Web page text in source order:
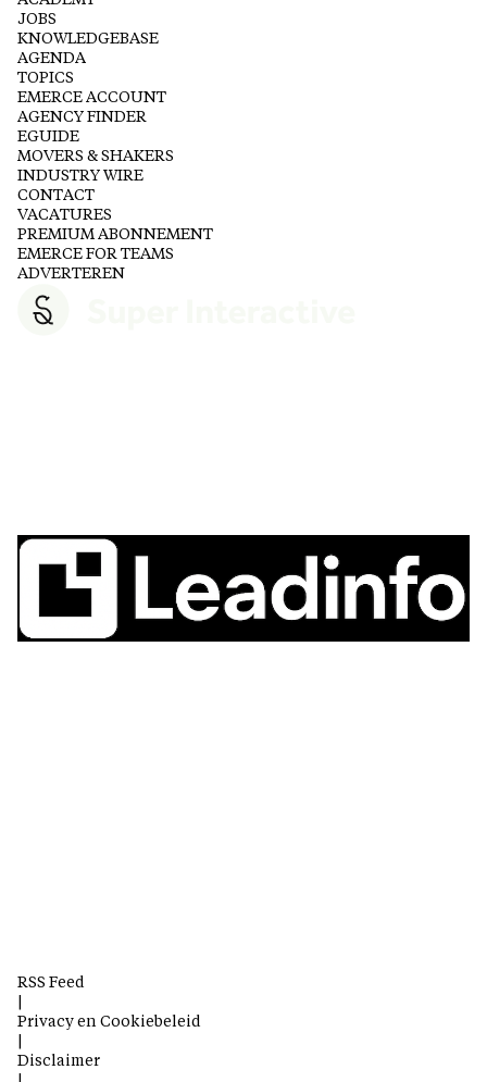
JOBS
KNOWLEDGEBASE
AGENDA
TOPICS
EMERCE ACCOUNT
AGENCY FINDER
EGUIDE
MOVERS & SHAKERS
INDUSTRY WIRE
CONTACT
VACATURES
PREMIUM ABONNEMENT
EMERCE FOR TEAMS
ADVERTEREN
RSS Feed
Privacy en Cookiebeleid
Disclaimer